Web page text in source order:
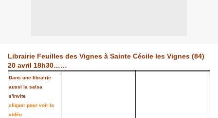
Librairie Feuilles des Vignes à Sainte Cécile les Vignes (84)
20 avril 18h30……
Dans une librairie
aussi la salsa
s'invite
cliquer pour voir la
vidéo